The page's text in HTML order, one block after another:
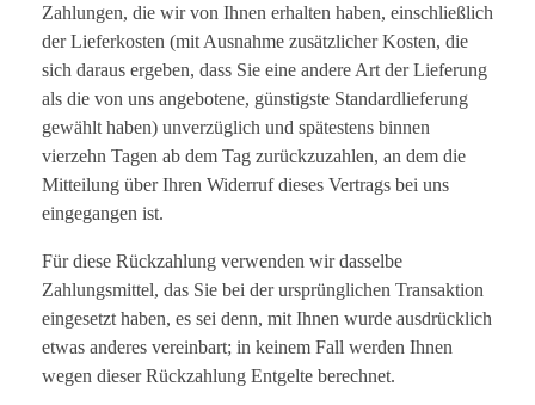
Zahlungen, die wir von Ihnen erhalten haben, einschließlich
der Lieferkosten (mit Ausnahme zusätzlicher Kosten, die
sich daraus ergeben, dass Sie eine andere Art der Lieferung
als die von uns angebotene, günstigste Standardlieferung
gewählt haben) unverzüglich und spätestens binnen
vierzehn Tagen ab dem Tag zurückzuzahlen, an dem die
Mitteilung über Ihren Widerruf dieses Vertrags bei uns
eingegangen ist.
Für diese Rückzahlung verwenden wir dasselbe
Zahlungsmittel, das Sie bei der ursprünglichen Transaktion
eingesetzt haben, es sei denn, mit Ihnen wurde ausdrücklich
etwas anderes vereinbart; in keinem Fall werden Ihnen
wegen dieser Rückzahlung Entgelte berechnet.